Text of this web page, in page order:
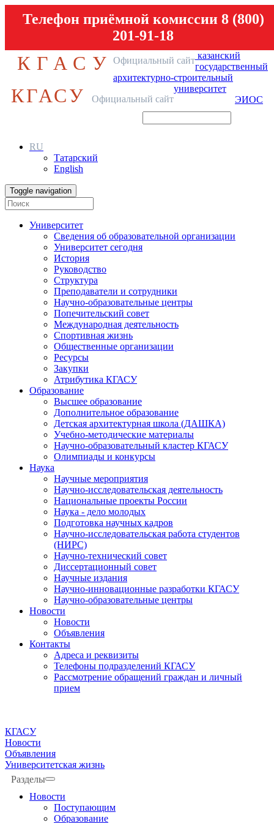
Телефон приёмной комиссии 8 (800)
201-91-18
КГАСУ Официальный сайт казанский
государственный
архитектурно-строительный
университет
КГАСУ Официальный сайт ЭИОС
RU
Татарский
English
Toggle navigation
Университет
Сведения об образовательной организации
Университет сегодня
История
Руководство
Структура
Преподаватели и сотрудники
Научно-образовательные центры
Попечительский совет
Международная деятельность
Спортивная жизнь
Общественные организации
Ресурсы
Закупки
Атрибутика КГАСУ
Образование
Высшее образование
Дополнительное образование
Детская архитектурная школа (ДАШКА)
Учебно-методические материалы
Научно-образовательный кластер КГАСУ
Олимпиады и конкурсы
Наука
Научные мероприятия
Научно-исследовательская деятельность
Национальные проекты России
Наука - дело молодых
Подготовка научных кадров
Научно-исследовательская работа студентов
(НИРС)
Научно-технический совет
Диссертационный совет
Научные издания
Научно-инновационные разработки КГАСУ
Научно-образовательные центры
Новости
Новости
Объявления
Контакты
Адреса и реквизиты
Телефоны подразделений КГАСУ
Рассмотрение обращений граждан и личный
прием
КГАСУ
Новости
Объявления
Университетская жизнь
Разделы
Новости
Поступающим
Образование